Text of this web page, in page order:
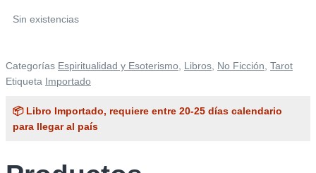
Sin existencias
Categorías Espiritualidad y Esoterismo Libros No Ficción Tarot
Etiqueta Importado
📦 Libro Importado, requiere entre 20-25 días calendario
para llegar al país